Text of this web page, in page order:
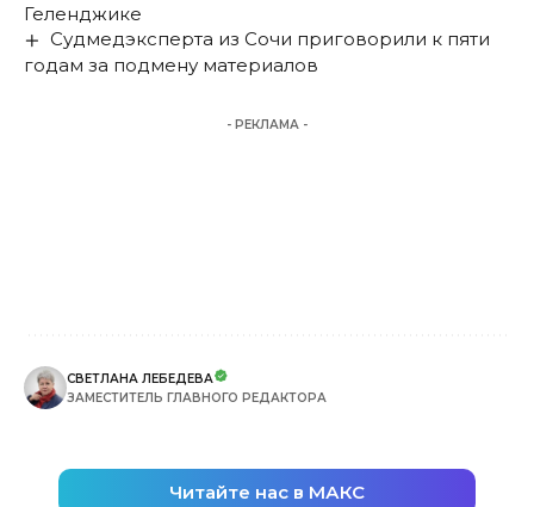
Геленджике
Судмедэксперта из Сочи приговорили к пяти
годам за подмену материалов
- РЕКЛАМА -
СВЕТЛАНА ЛЕБЕДЕВА
ЗАМЕСТИТЕЛЬ ГЛАВНОГО РЕДАКТОРА
Читайте нас в МАКС